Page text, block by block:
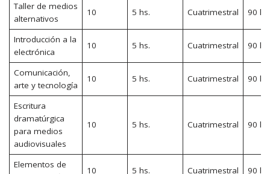
Taller de medios
alternativos
10 5 hs. Cuatrimestral 90 hs.
Introducción a la
electrónica
10 5 hs. Cuatrimestral 90 hs.
Comunicación,
arte y tecnología
10 5 hs. Cuatrimestral 90 hs.
Escritura
dramatúrgica
para medios
audiovisuales
10 5 hs. Cuatrimestral 90 hs.
Elementos de
10 5 hs. Cuatrimestral 90 hs.